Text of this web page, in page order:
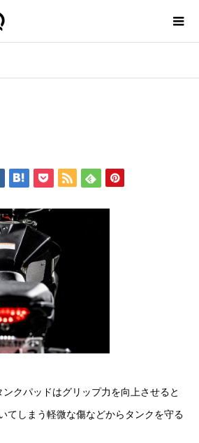
クパッドはグリップ力を向上させると
てしまう軽微な傷などからタンクを守る